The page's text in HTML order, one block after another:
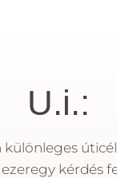
U.i.:
különleges
kérdés